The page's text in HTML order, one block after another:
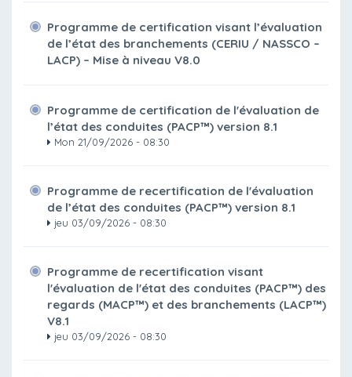
Programme de certification visant l’évaluation
de l’état des branchements (CERIU / NASSCO –
LACP) – Mise à niveau V8.0
Programme de certification de l'évaluation de
l’état des conduites (PACP™) version 8.1
Mon 21/09/2026 - 08:30
Programme de recertification de l'évaluation
de l’état des conduites (PACP™) version 8.1
jeu 03/09/2026 - 08:30
Programme de recertification visant
l'évaluation de l'état des conduites (PACP™) des
regards (MACP™) et des branchements (LACP™)
V8.1
jeu 03/09/2026 - 08:30